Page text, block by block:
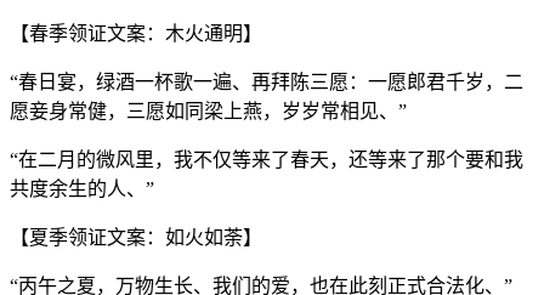
【春季领证文案：木火通明】
“春日宴，绿酒一杯歌一遍、再拜陈三愿：一愿郎君千岁，二
愿妾身常健，三愿如同梁上燕，岁岁常相见、”
“在二月的微风里，我不仅等来了春天，还等来了那个要和我
共度余生的人、”
【夏季领证文案：如火如荼】
“丙午之夏，万物生长、我们的爱，也在此刻正式合法化、”